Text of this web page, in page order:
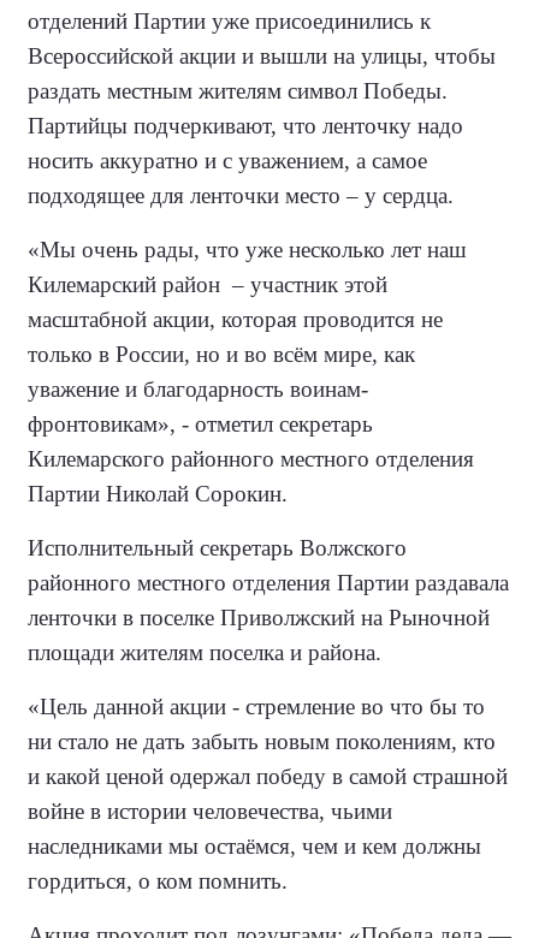
отделений Партии уже присоединились к
Всероссийской акции и вышли на улицы, чтобы
раздать местным жителям символ Победы.
Партийцы подчеркивают, что ленточку надо
носить аккуратно и с уважением, а самое
подходящее для ленточки место – у сердца.
«Мы очень рады, что уже несколько лет наш
Килемарский район – участник этой
масштабной акции, которая проводится не
только в России, но и во всём мире, как
уважение и благодарность воинам-
фронтовикам», - отметил секретарь
Килемарского районного местного отделения
Партии Николай Сорокин.
Исполнительный секретарь Волжского
районного местного отделения Партии раздавала
ленточки в поселке Приволжский на Рыночной
площади жителям поселка и района.
«Цель данной акции - стремление во что бы то
ни стало не дать забыть новым поколениям, кто
и какой ценой одержал победу в самой страшной
войне в истории человечества, чьими
наследниками мы остаёмся, чем и кем должны
гордиться, о ком помнить.